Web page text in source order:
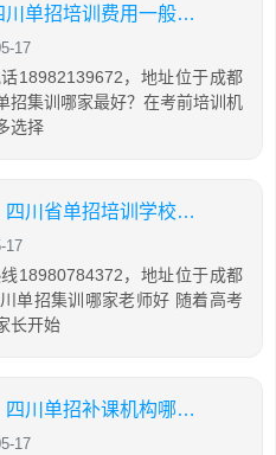
四川单招集训哪家最好，四川单招培训费用一般多少
17
18982139672，地址位于成都
招集训哪家最好？在考前培训机
选择
四川单招集训哪家老师好，四川省单招培训学校排名
17
18980784372，地址位于成都
单招集训哪家老师好 随着高考
长开始
四川单招集训哪家老师强，四川单招补课机构哪里好
17